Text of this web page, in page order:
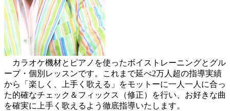
カラオケ機材とピアノを使ったボイストレーニングとグル
ープ・個別レッスンです。これまで延べ2万人超の指導実績
から「楽しく、上手く歌える」をモットーに一人一人に合っ
た的確なチェック＆フィックス（修正）を行い、お好きな曲
を確実に上手く歌えるよう徹底指導いたします。